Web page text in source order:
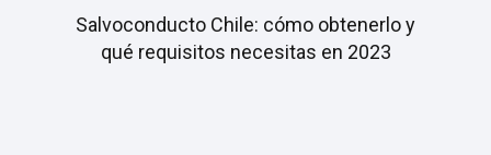
Salvoconducto Chile: cómo obtenerlo y
qué requisitos necesitas en 2023